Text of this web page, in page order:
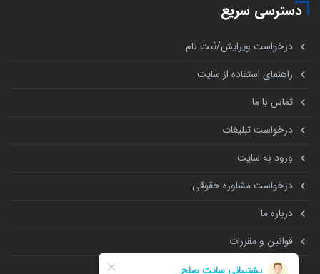
دسترسی سریع
درخواست ویرایش/ثبت نام
راهنمای استفاده از سایت
تماس با ما
درخواست تبلیغات
ورود به سایت
درخواست مشاوره حقوقی
درباره ما
قوانین و مقررات